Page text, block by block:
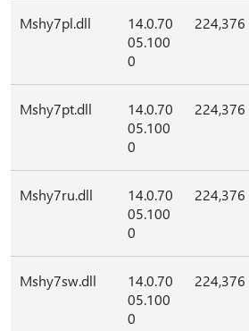
Mshy7pl.dll
14.0.70
05.100
0
224,376
Mshy7pt.dll
14.0.70
05.100
0
224,376
Mshy7ru.dll
14.0.70
05.100
0
224,376
Mshy7sw.dll
14.0.70
05.100
0
224,376